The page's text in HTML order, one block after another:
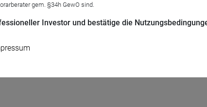
Anmeldung gilt für alle weiteren R
gem. §34h GewO sind.
Investor und bestätige die